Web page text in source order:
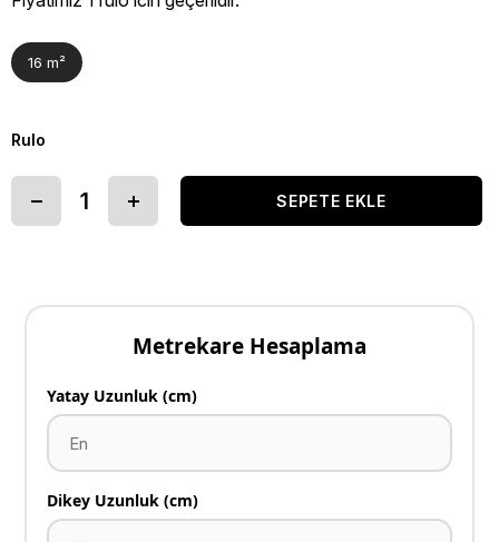
16 m²
Rulo
Metrekare Hesaplama
Yatay Uzunluk (cm)
Dikey Uzunluk (cm)